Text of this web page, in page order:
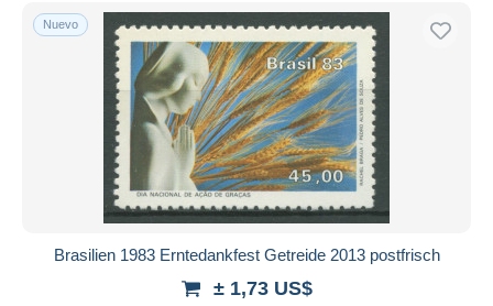
Sólo con descuento
Envío gratis
Métodos de pago
PayPal
Transferencia bancaria
Visa
Mastercard
Bancontact
iDeal
Nuevo
Brasilien 1983 Erntedankfest Getreide 2013 postfrisch
± 1,73 US$